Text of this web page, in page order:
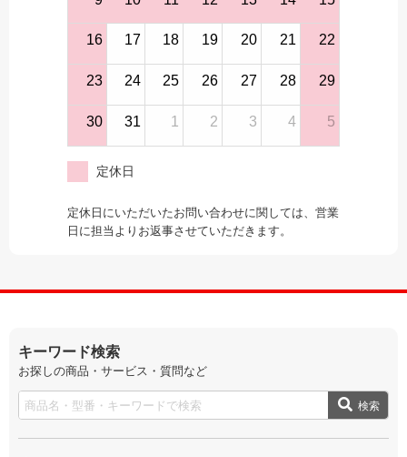
16 17 18 19 20 21 22
23 24 25 26 27 28 29
30 31 1 2 3 4 5
定休日
定休日にいただいたお問い合わせに関しては、営業
日に担当よりお返事させていただきます。
キーワード検索
お探しの商品・サービス・質問など
検索